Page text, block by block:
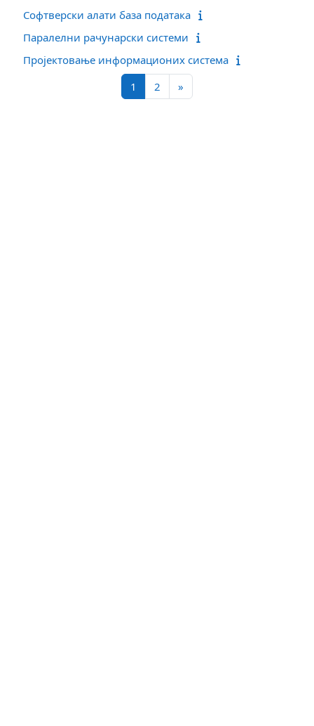
Софтверски алати база података
Паралелни рачунарски системи
Пројектовање информационих система
1 Страница 1
2 Страница 2
»